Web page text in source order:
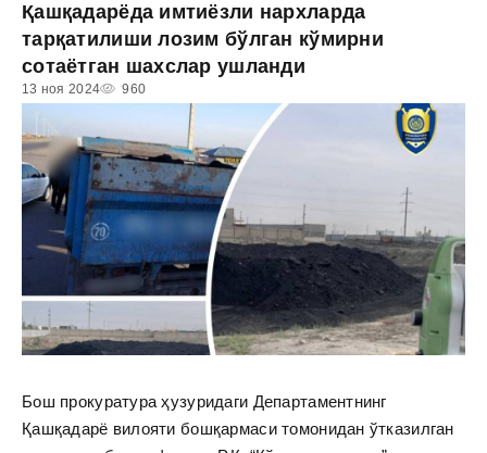
Қашқадарёда имтиёзли нархларда
тарқатилиши лозим бўлган кўмирни
сотаётган шахслар ушланди
13 ноя 2024 960
Бош прокуратура ҳузуридаги Департаментнинг
Қашқадарё вилояти бошқармаси томонидан ўтказилган